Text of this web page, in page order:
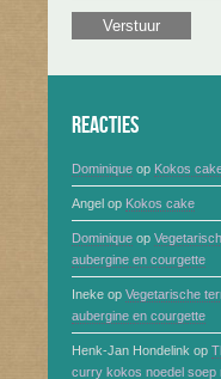
Reacties
Dominique op Kokos
Angel op Kokos cake
Dominique op
aubergine en courgette
Ineke op Vegetarische
aubergine en courgette
Henk-Jan Hondelink op
curry kokos noedel soep